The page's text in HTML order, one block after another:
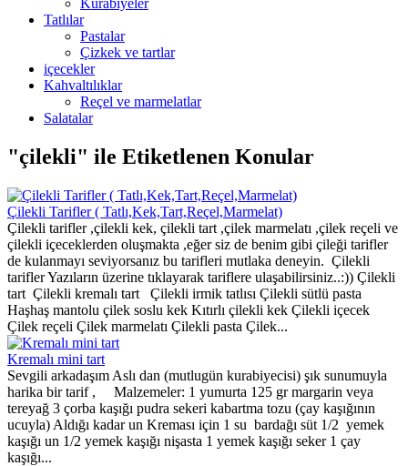
Kurabiyeler
Tatlılar
Pastalar
Çizkek ve tartlar
içecekler
Kahvaltılıklar
Reçel ve marmelatlar
Salatalar
"çilekli" ile Etiketlenen Konular
Çilekli Tarifler ( Tatlı,Kek,Tart,Reçel,Marmelat)
Çilekli tarifler ,çilekli kek, çilekli tart ,çilek marmelatı ,çilek reçeli ve
çilekli içeceklerden oluşmakta ,eğer siz de benim gibi çileği tarifler
de kulanmayı seviyorsanız bu tarifleri mutlaka deneyin. Çilekli
tarifler Yazıların üzerine tıklayarak tariflere ulaşabilirsiniz..:)) Çilekli
tart Çilekli kremalı tart Çilekli irmik tatlısı Çilekli sütlü pasta
Haşhaş mantolu çilek soslu kek Kıtırlı çilekli kek Çilekli içecek
Çilek reçeli Çilek marmelatı Çilekli pasta Çilek...
Kremalı mini tart
Sevgili arkadaşım Aslı dan (mutlugün kurabiyecisi) şık sunumuyla
harika bir tarif , Malzemeler: 1 yumurta 125 gr margarin veya
tereyağ 3 çorba kaşığı pudra sekeri kabartma tozu (çay kaşığının
ucuyla) Aldığı kadar un Kreması için 1 su bardağı süt 1/2 yemek
kaşığı un 1/2 yemek kaşığı nişasta 1 yemek kaşığı seker 1 çay
kaşığı...